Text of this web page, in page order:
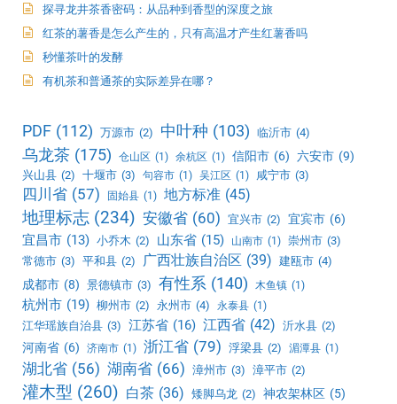
探寻龙井茶香密码：从品种到香型的深度之旅
红茶的薯香是怎么产生的，只有高温才产生红薯香吗
秒懂茶叶的发酵
有机茶和普通茶的实际差异在哪？
PDF (112) 万源市 (2) 中叶种 (103) 临沂市 (4)
乌龙茶 (175) 仓山区 (1) 余杭区 (1) 信阳市 (6) 六安市 (9)
兴山县 (2) 十堰市 (3) 句容市 (1) 吴江区 (1) 咸宁市 (3)
四川省 (57) 固始县 (1) 地方标准 (45)
地理标志 (234) 安徽省 (60) 宜兴市 (2) 宜宾市 (6)
宜昌市 (13) 小乔木 (2) 山东省 (15) 山南市 (1) 崇州市 (3)
常德市 (3) 平和县 (2) 广西壮族自治区 (39) 建瓯市 (4)
成都市 (8) 景德镇市 (3) 有性系 (140) 木鱼镇 (1)
杭州市 (19) 柳州市 (2) 永州市 (4) 永泰县 (1)
江华瑶族自治县 (3) 江苏省 (16) 江西省 (42) 沂水县 (2)
河南省 (6) 济南市 (1) 浙江省 (79) 浮梁县 (2) 湄潭县 (1)
湖北省 (56) 湖南省 (66) 漳州市 (3) 漳平市 (2)
灌木型 (260) 白茶 (36) 矮脚乌龙 (2) 神农架林区 (5)